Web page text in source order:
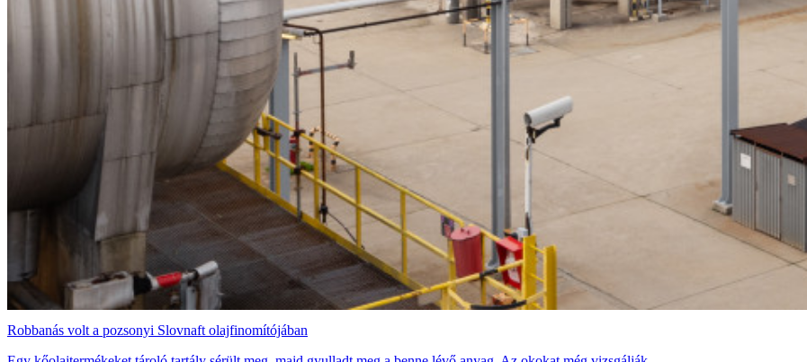
Robbanás volt a pozsonyi Slovnaft olajfinomítójában